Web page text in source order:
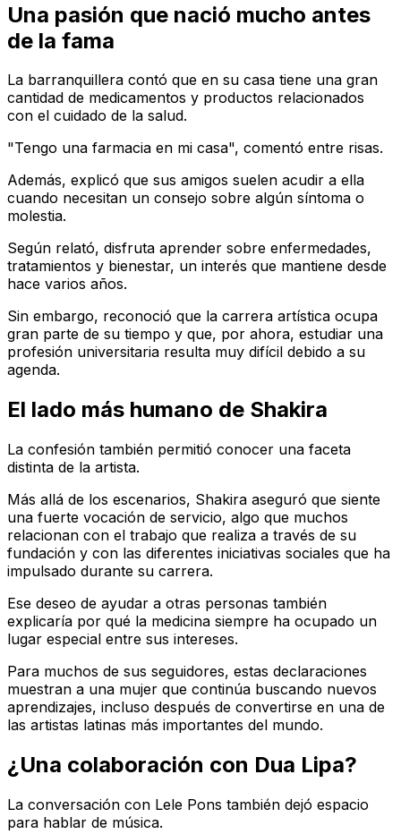
Una pasión que nació mucho antes
de la fama
La barranquillera contó que en su casa tiene una gran
cantidad de medicamentos y productos relacionados
con el cuidado de la salud.
"Tengo una farmacia en mi casa", comentó entre risas.
Además, explicó que sus amigos suelen acudir a ella
cuando necesitan un consejo sobre algún síntoma o
molestia.
Según relató, disfruta aprender sobre enfermedades,
tratamientos y bienestar, un interés que mantiene desde
hace varios años.
Sin embargo, reconoció que la carrera artística ocupa
gran parte de su tiempo y que, por ahora, estudiar una
profesión universitaria resulta muy difícil debido a su
agenda.
El lado más humano de Shakira
La confesión también permitió conocer una faceta
distinta de la artista.
Más allá de los escenarios, Shakira aseguró que siente
una fuerte vocación de servicio, algo que muchos
relacionan con el trabajo que realiza a través de su
fundación y con las diferentes iniciativas sociales que ha
impulsado durante su carrera.
Ese deseo de ayudar a otras personas también
explicaría por qué la medicina siempre ha ocupado un
lugar especial entre sus intereses.
Para muchos de sus seguidores, estas declaraciones
muestran a una mujer que continúa buscando nuevos
aprendizajes, incluso después de convertirse en una de
las artistas latinas más importantes del mundo.
¿Una colaboración con Dua Lipa?
La conversación con Lele Pons también dejó espacio
para hablar de música.